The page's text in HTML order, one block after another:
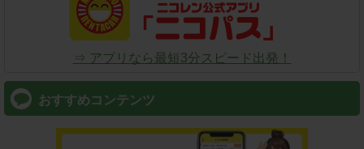
⇒ アプリなら最短3分スピード出発！
おすすめコンテンツ